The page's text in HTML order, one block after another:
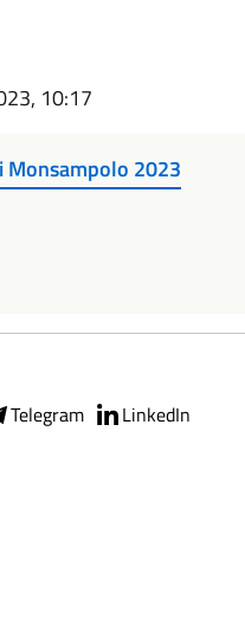
10:17
Monsampolo 2023
Telegram LinkedIn